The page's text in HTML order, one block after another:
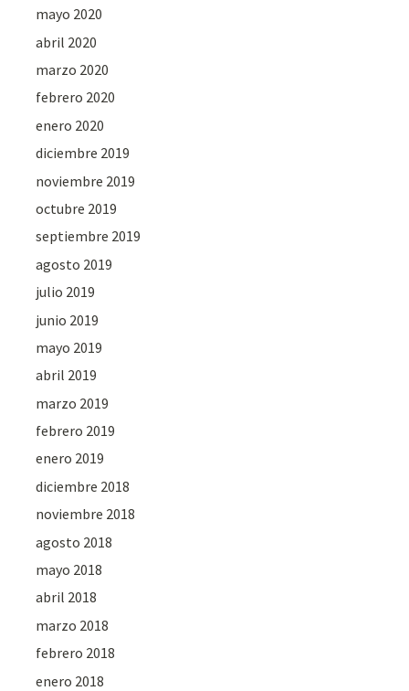
mayo 2020
abril 2020
marzo 2020
febrero 2020
enero 2020
diciembre 2019
noviembre 2019
octubre 2019
septiembre 2019
agosto 2019
julio 2019
junio 2019
mayo 2019
abril 2019
marzo 2019
febrero 2019
enero 2019
diciembre 2018
noviembre 2018
agosto 2018
mayo 2018
abril 2018
marzo 2018
febrero 2018
enero 2018